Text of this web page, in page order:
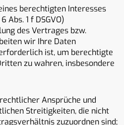
berechtigten Interesses
Abs. 1 f DSGVO)
des Vertrages bzw.
wir Ihre Daten
ist, um berechtigte
zu wahren, insbesondere
Ansprüche und
Streitigkeiten, die nicht
zuzuordnen sind;